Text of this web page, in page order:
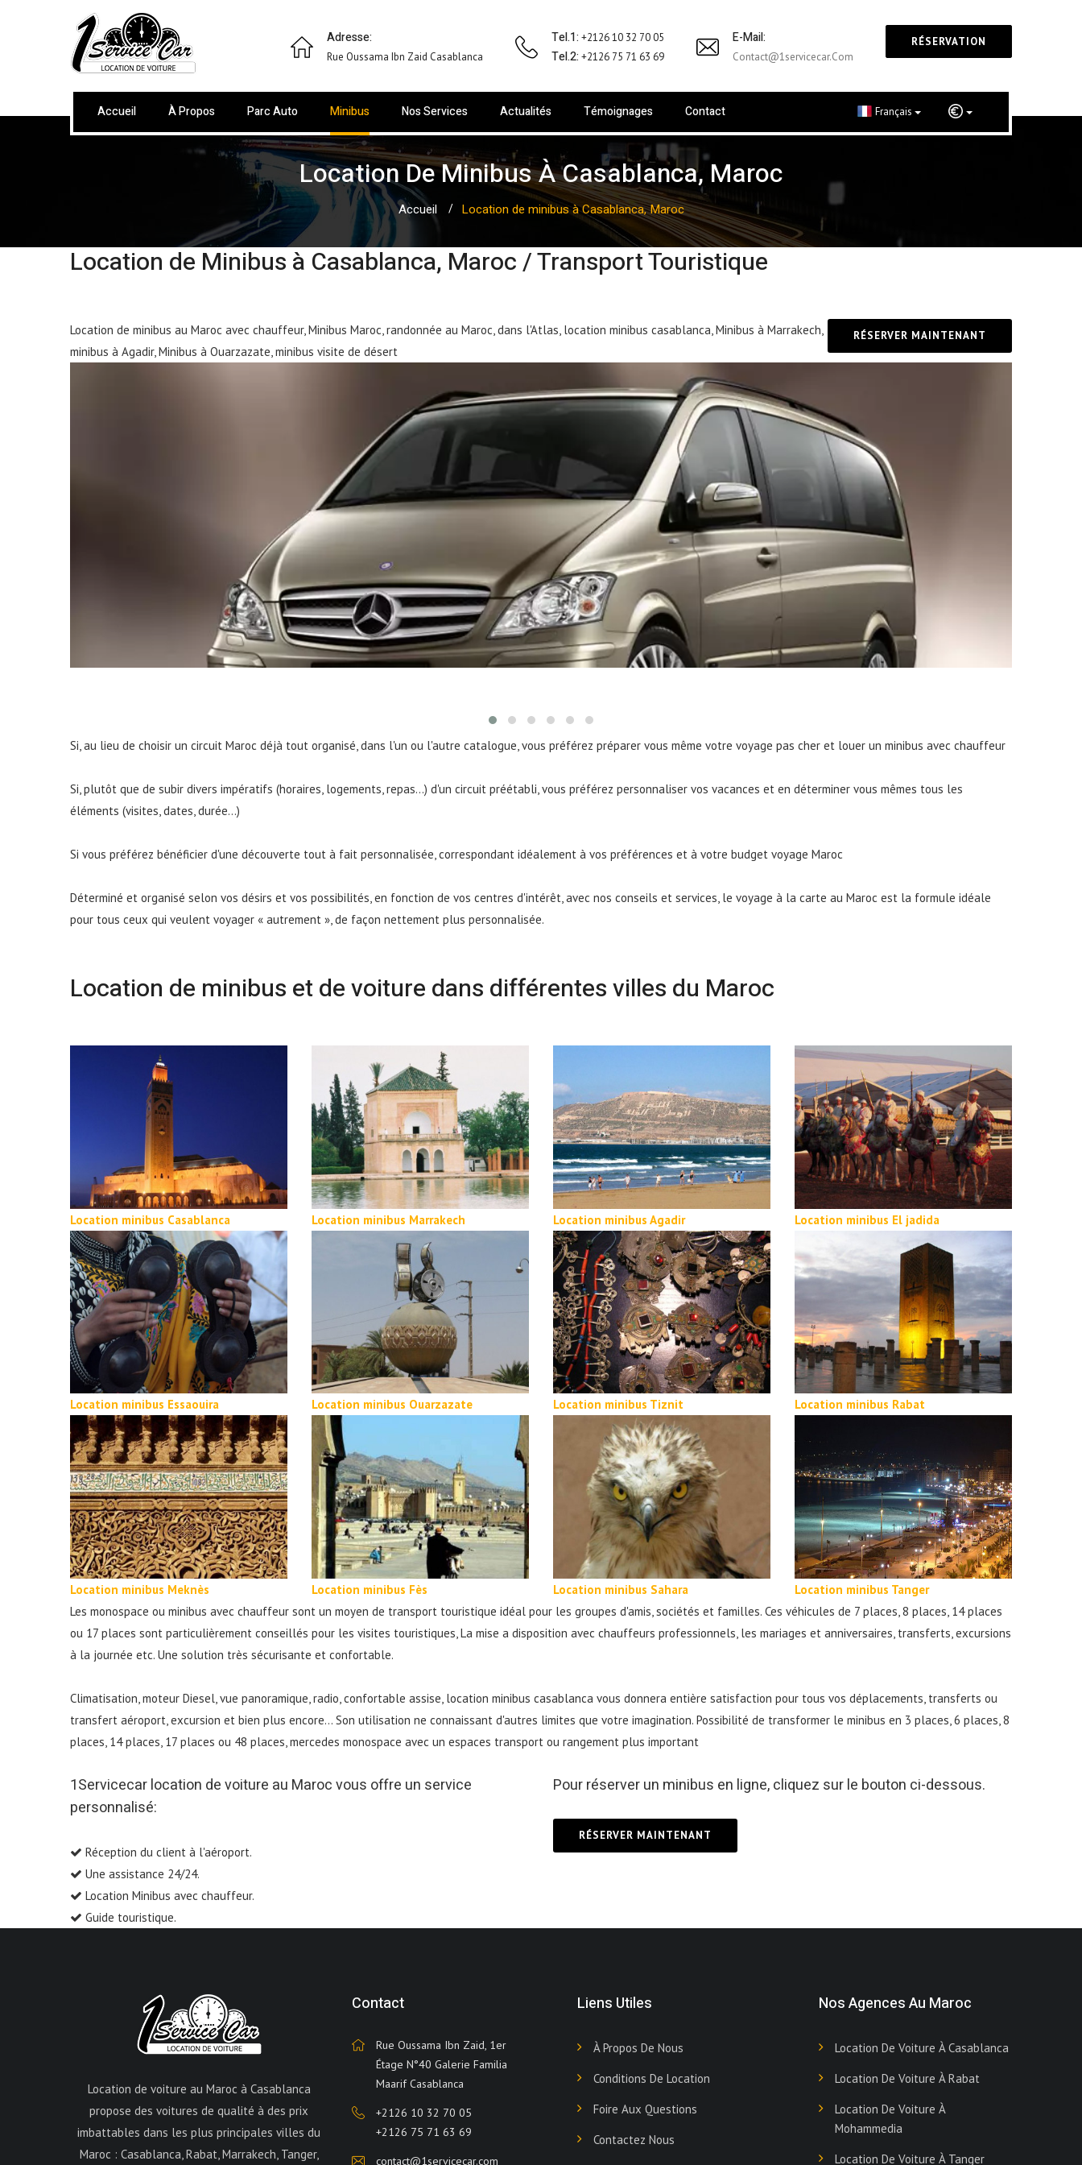
Adresse:
Rue Oussama Ibn Zaid Casablanca
Tel.1: +2126 10 32 70 05
Tel.2: +2126 75 71 63 69
E-Mail:
Contact@1servicecar.com
RÉSERVATION
Accueil À Propos Parc Auto Minibus Nos Services Actualités Témoignages Contact Français
Location De Minibus À Casablanca, Maroc
Accueil Location de minibus à Casablanca, Maroc
Location de Minibus à Casablanca, Maroc / Transport Touristique
RÉSERVER MAINTENANT
Location de minibus au Maroc avec chauffeur, Minibus Maroc, randonnée au Maroc, dans l'Atlas, location minibus casablanca, Minibus à Marrakech,
minibus à Agadir, Minibus à Ouarzazate, minibus visite de désert
Si, au lieu de choisir un circuit Maroc déjà tout organisé, dans l'un ou l'autre catalogue, vous préférez préparer vous même votre voyage pas cher et louer un minibus avec chauffeur
Si, plutôt que de subir divers impératifs (horaires, logements, repas…) d'un circuit préétabli, vous préférez personnaliser vos vacances et en déterminer vous mêmes tous les
éléments (visites, dates, durée…)
Si vous préférez bénéficier d'une découverte tout à fait personnalisée, correspondant idéalement à vos préférences et à votre budget voyage Maroc
Déterminé et organisé selon vos désirs et vos possibilités, en fonction de vos centres d'intérêt, avec nos conseils et services, le voyage à la carte au Maroc est la formule idéale
pour tous ceux qui veulent voyager « autrement », de façon nettement plus personnalisée.
Location de minibus et de voiture dans différentes villes du Maroc
Location minibus Casablanca Location minibus Marrakech Location minibus Agadir Location minibus El jadida
Location minibus Essaouira Location minibus Ouarzazate Location minibus Tiznit Location minibus Rabat
Location minibus Meknès Location minibus Fès Location minibus Sahara
Location minibus Tanger
Les monospace ou minibus avec chauffeur sont un moyen de transport touristique idéal pour les groupes d'amis, sociétés et familles. Ces véhicules de 7 places, 8 places, 14 places
ou 17 places sont particulièrement conseillés pour les visites touristiques, La mise a disposition avec chauffeurs professionnels, les mariages et anniversaires, transferts, excursions
à la journée etc. Une solution très sécurisante et confortable.
Climatisation, moteur Diesel, vue panoramique, radio, confortable assise, location minibus casablanca vous donnera entière satisfaction pour tous vos déplacements, transferts ou
transfert aéroport, excursion et bien plus encore... Son utilisation ne connaissant d'autres limites que votre imagination. Possibilité de transformer le minibus en 3 places, 6 places, 8
places, 14 places, 17 places ou 48 places, mercedes monospace avec un espaces transport ou rangement plus important
1Servicecar location de voiture au Maroc vous offre un service
personnalisé:
Réception du client à l'aéroport.
Une assistance 24/24.
Location Minibus avec chauffeur.
Guide touristique.
Pour réserver un minibus en ligne, cliquez sur le bouton ci-dessous.
RÉSERVER MAINTENANT
Location de voiture au Maroc à Casablanca
propose des voitures de qualité à des prix
imbattables dans les plus principales villes du
Maroc : Casablanca, Rabat, Marrakech, Tanger,
Contact
Rue Oussama Ibn Zaid, 1er
Étage N°40 Galerie Familia
Maarif Casablanca
+2126 10 32 70 05
+2126 75 71 63 69
contact@1servicecar.com
Liens Utiles
À Propos De Nous
Conditions De Location
Foire Aux Questions
Contactez Nous
Nos Agences Au Maroc
Location De Voiture À Casablanca
Location De Voiture À Rabat
Location De Voiture À
Mohammedia
Location De Voiture À Tanger